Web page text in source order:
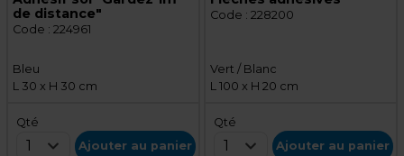
de distance"
Code : 224961
Bleu
L 30 x H 30 cm
Qté
1 Ajouter au panier
Code : 228200
Vert / Blanc
L 100 x H 20 cm
Qté
1 Ajouter au panier